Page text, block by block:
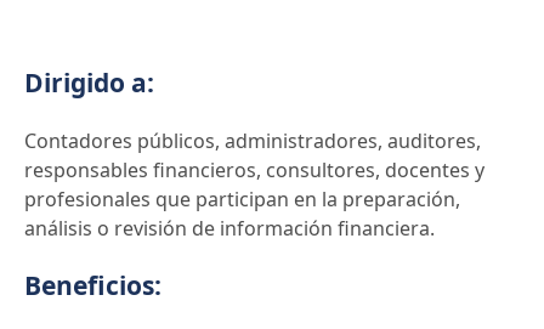
Dirigido a:
Contadores públicos, administradores, auditores,
responsables financieros, consultores, docentes y
profesionales que participan en la preparación,
análisis o revisión de información financiera.
Beneficios: